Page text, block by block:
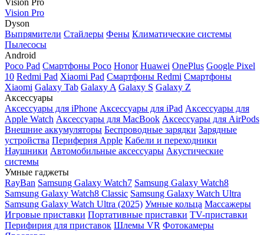
Vision Pro
Vision Pro
Dyson
Выпрямители Стайлеры Фены Климатические системы
Пылесосы
Android
Poco Pad Смартфоны Poco Honor Huawei OnePlus Google Pixel
10 Redmi Pad Xiaomi Pad Смартфоны Redmi Смартфоны
Xiaomi Galaxy Tab Galaxy A Galaxy S Galaxy Z
Аксессуары
Аксессуары для iPhone Аксессуары для iPad Аксессуары для
Apple Watch Аксессуары для MacBook Аксессуары для AirPods
Внешние аккумуляторы Беспроводные зарядки Зарядные
устройства Периферия Apple Кабели и переходники
Наушники Автомобильные аксессуары Акустические
системы
Умные гаджеты
RayBan Samsung Galaxy Watch7 Samsung Galaxy Watch8
Samsung Galaxy Watch8 Classic Samsung Galaxy Watch Ultra
Samsung Galaxy Watch Ultra (2025) Умные кольца Массажеры
Игровые приставки Портативные приставки TV-приставки
Перифирия для приставок Шлемы VR Фотокамеры